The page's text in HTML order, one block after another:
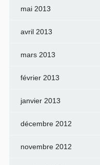
mai 2013
avril 2013
mars 2013
février 2013
janvier 2013
décembre 2012
novembre 2012